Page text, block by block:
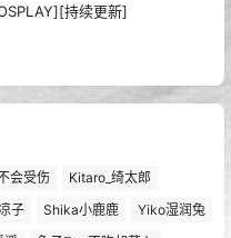
持续更新]
会受伤
Kitaro_绮太郎
子 Shika小鹿鹿
Yiko湿润兔